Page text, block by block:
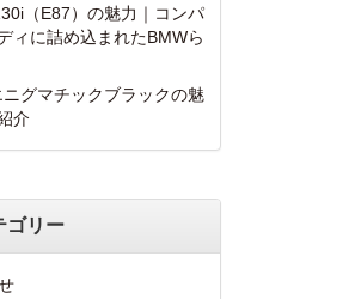
（E87）の魅力｜コンパ
ィに詰め込まれたBMWら
グマチックブラックの魅
介
ゴリー